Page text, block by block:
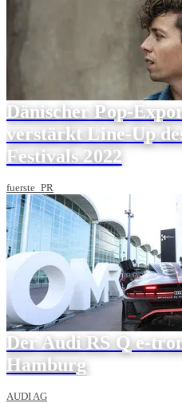
Dänischer Pop-
verstärkt Line-Up
Festivals 2022
fuerste_PR
Der Audi RS Q e-
Hamburg
AUDI AG